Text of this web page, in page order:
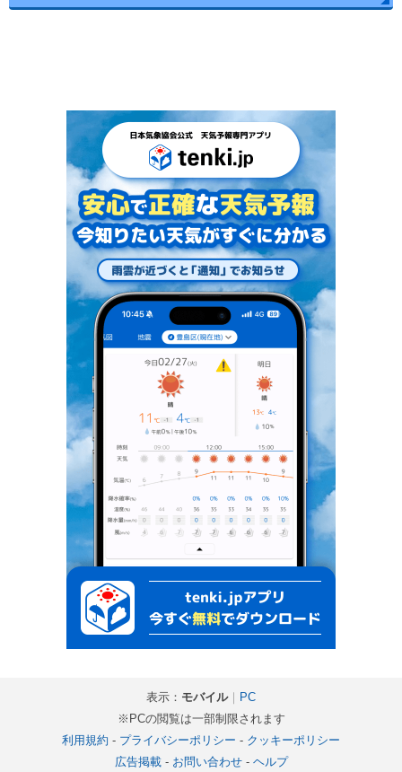
表示： モバイル｜ PC
※PCの閲覧は一部制限されます
利用規約 - プライバシーポリシー - クッキーポリシー
広告掲載- お問い合わせ- ヘルプ